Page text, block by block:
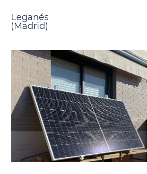
Leganés
(Madrid)